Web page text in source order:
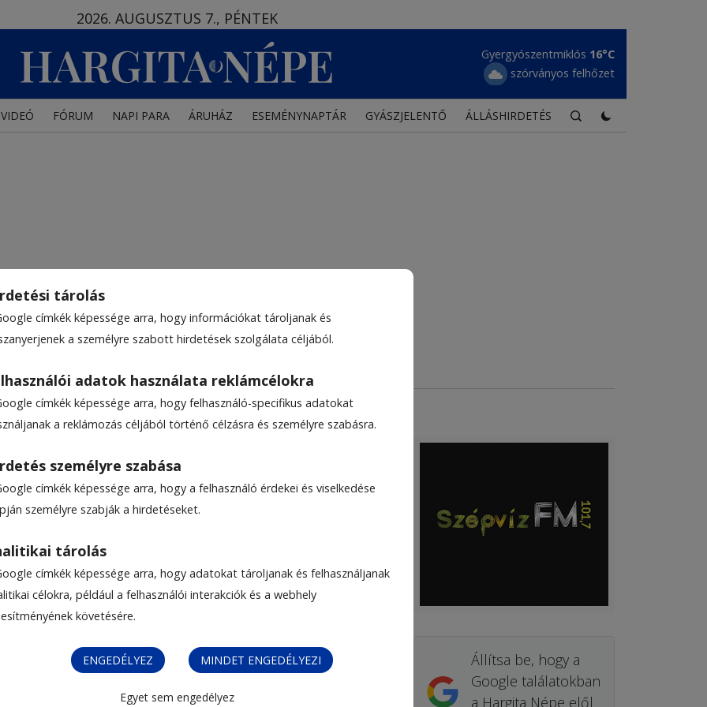
tárolás
címkék képessége arra, hogy információkat tároljanak és
a személyre szabott hirdetések szolgálata céljából.
adatok használata reklámcélokra
címkék képessége arra, hogy felhasználó-specifikus adatokat
a reklámozás céljából történő célzásra és személyre szabásra.
személyre szabása
címkék képessége arra, hogy a felhasználó érdekei és viselkedése
személyre szabják a hirdetéseket.
tárolás
címkék képessége arra, hogy adatokat tároljanak és felhasználjanak
célokra, például a felhasználói interakciók és a webhely
követésére.
ENGEDÉLYEZ MINDET ENGEDÉLYEZI
Egyet sem engedélyez
2026. AUGUSZTUS 7., PÉNTEK
Gyergyószentmiklós 16°C
szórványos felhőzet
Maroshévíz 17°C
tiszta égbolt
VIDEÓ FÓRUM NAPI PARA ÁRUHÁZ ESEMÉNYNAPTÁR GYÁSZJELENTŐ ÁLLÁSHIRDETÉS
KÖZPONT
Állítsa be, hogy a
Google találatokban
a Hargita Népe elől